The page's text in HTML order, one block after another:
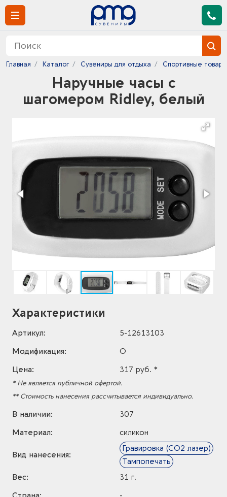
Главная Каталог Сувениры для отдыха Спортивные товары
Наручные часы с
шагомером Ridley, белый
Характеристики
Артикул:
5-12613103
Модификация:
O
Цена:
317 руб. *
* Не является публичной офертой.
** Стоимость нанесения рассчитывается индивидуально.
В наличии:
307
Материал:
силикон
Вид нанесения:
Гравировка (CO2 лазер)
Тампопечать
Вес:
31 г.